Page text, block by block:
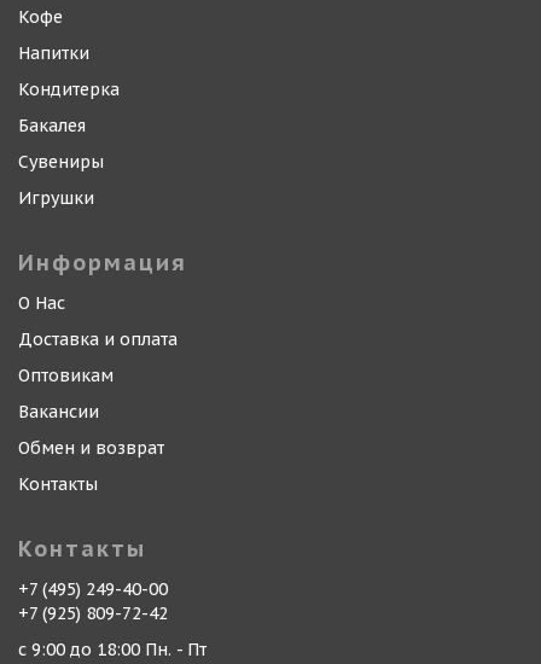
Кофе
Напитки
Кондитерка
Бакалея
Сувениры
Игрушки
Информация
О Нас
Доставка и оплата
Оптовикам
Вакансии
Обмен и возврат
Контакты
Контакты
+7 (495) 249-40-00
+7 (925) 809-72-42
с 9:00 до 18:00 Пн. - Пт